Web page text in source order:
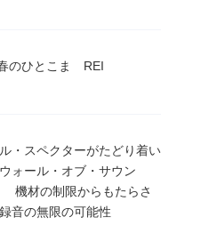
のひとこま REI
・スペクターがたどり着い
ォール・オブ・サウン
機材の制限からもたらさ
音の無限の可能性